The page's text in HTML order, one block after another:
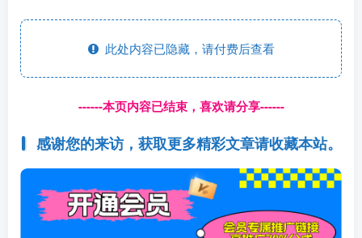
此处内容已隐藏，请付费后查看
------本页内容已结束，喜欢请分享------
感谢您的来访，获取更多精彩文章请收藏本站。